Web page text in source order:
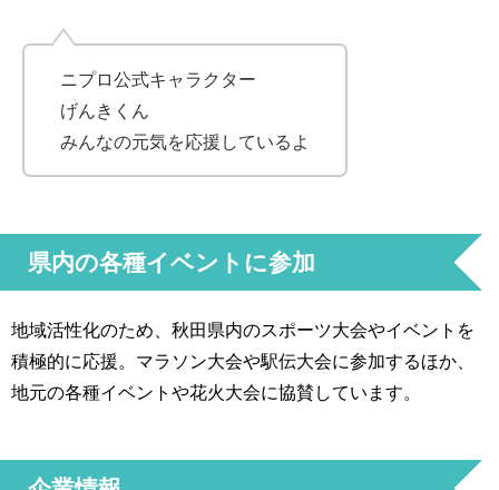
ニプロ公式キャラクター
げんきくん
みんなの元気を応援しているよ
県内の各種イベントに参加
地域活性化のため、秋田県内のスポーツ大会やイベントを
積極的に応援。マラソン大会や駅伝大会に参加するほか、
地元の各種イベントや花火大会に協賛しています。